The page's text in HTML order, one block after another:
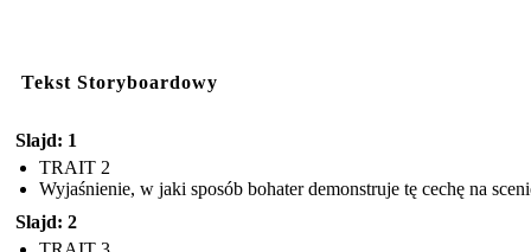
Tekst Storyboardowy
Slajd: 1
TRAIT 2
Wyjaśnienie, w jaki sposób bohater demonstruje tę cechę na
Slajd: 2